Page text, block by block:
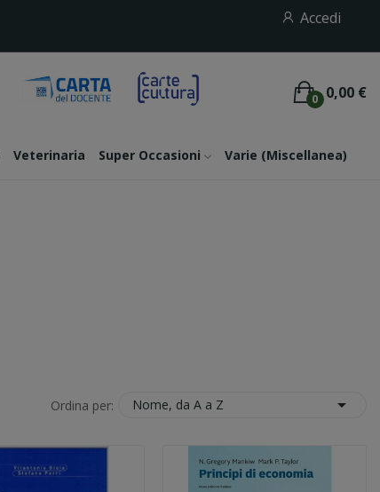
Accedi
0,00 €
0
Veterinaria Super Occasioni Varie (miscellanea)
Ordina per: Nome, da A a Z 